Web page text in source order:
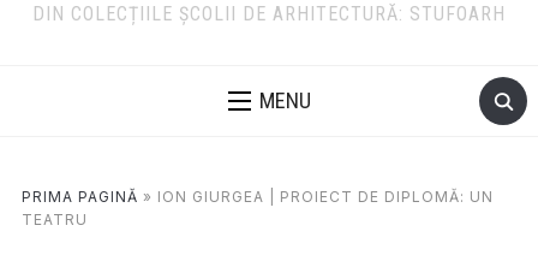
DIN COLECȚIILE ȘCOLII DE ARHITECTURĂ: STUFOARH
MENU
PRIMA PAGINĂ » ION GIURGEA | PROIECT DE DIPLOMĂ: UN
TEATRU